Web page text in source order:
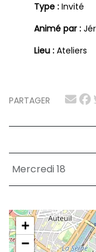
PARTAGER
Mercredi 18
+
−
Type : Invité
Animé par :
Lieu : Ateliers